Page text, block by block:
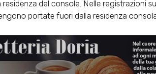
residenza del console. Nelle registrazioni
portate fuori dalla residenza